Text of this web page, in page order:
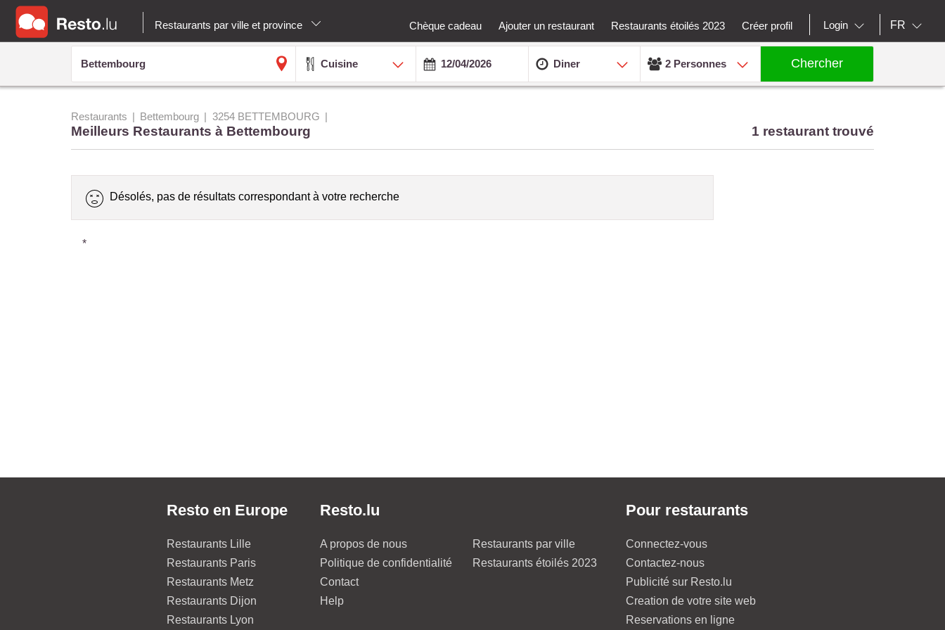
Restaurants par ville et province Chèque cadeau Ajouter un restaurant Restaurants étoilés 2023 Créer profil Login FR
Cuisine Diner 2 Personnes Chercher
Restaurants Bettembourg 3254 BETTEMBOURG
Meilleurs Restaurants à Bettembourg 1 restaurant trouvé
Désolés, pas de résultats correspondant à votre recherche
*
Resto en Europe
Restaurants Lille
Restaurants Paris
Restaurants Metz
Restaurants Dijon
Restaurants Lyon
Resto.lu
A propos de nous
Politique de confidentialité
Contact
Help
Restaurants par ville
Restaurants étoilés 2023
Pour restaurants
Connectez-vous
Contactez-nous
Publicité sur Resto.lu
Creation de votre site web
Reservations en ligne